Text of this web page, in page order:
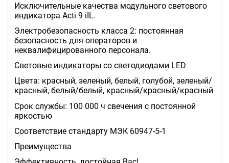
Исключительные качества модульного светового
индикатора Acti 9 iIL.
Электробезопасность класса 2: постоянная
безопасность для операторов и
неквалифицированного персонала.
Световые индикаторы со светодиодами LED
Цвета: красный, зеленый, белый, голубой, зеленый/
красный, белый/белый, красный/красный/красный
Срок службы: 100 000 ч свечения с постоянной
яркостью
Соответствие стандарту МЭК 60947-5-1
Преимущества